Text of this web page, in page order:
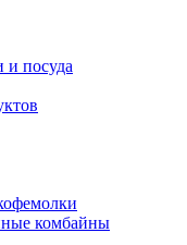
и посуда
комбайны